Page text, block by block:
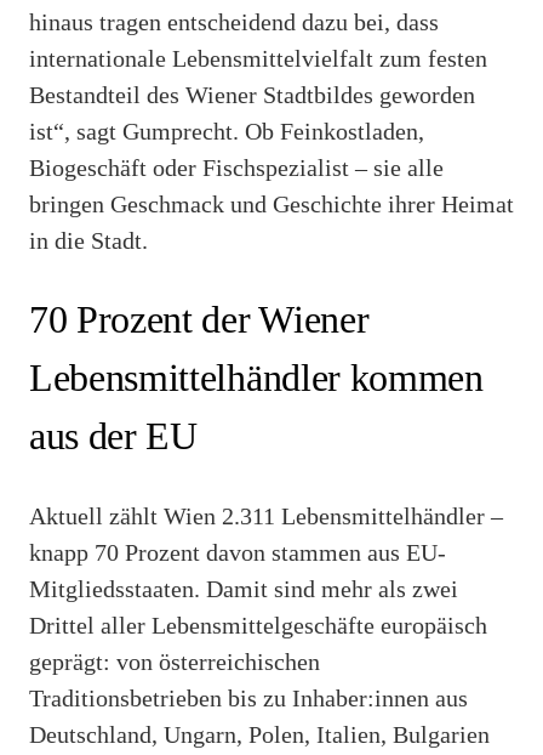
hinaus tragen entscheidend dazu bei, dass
internationale Lebensmittelvielfalt zum festen
Bestandteil des Wiener Stadtbildes geworden
ist“, sagt Gumprecht. Ob Feinkostladen,
Biogeschäft oder Fischspezialist – sie alle
bringen Geschmack und Geschichte ihrer Heimat
in die Stadt.
70 Prozent der Wiener
Lebensmittelhändler kommen
aus der EU
Aktuell zählt Wien 2.311 Lebensmittelhändler –
knapp 70 Prozent davon stammen aus EU-
Mitgliedsstaaten. Damit sind mehr als zwei
Drittel aller Lebensmittelgeschäfte europäisch
geprägt: von österreichischen
Traditionsbetrieben bis zu Inhaber:innen aus
Deutschland, Ungarn, Polen, Italien, Bulgarien